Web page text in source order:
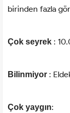
birinden fazla
Çok seyrek :
Bilinmiyor :
Çok yaygın: